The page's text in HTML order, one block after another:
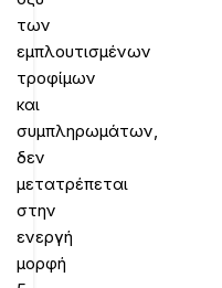
των
εμπλουτισμένων
τροφίμων
και
συμπληρωμάτων,
δεν
μετατρέπεται
στην
ενεργή
μορφή